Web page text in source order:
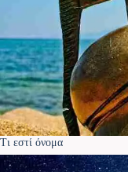
Τι εστί όνομα